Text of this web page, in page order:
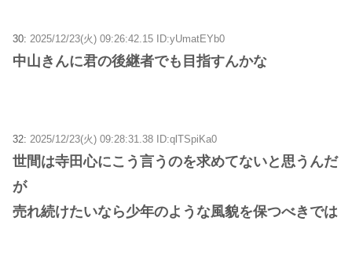
30: 2025/12/23(火) 09:26:42.15 ID:yUmatEYb0
中山きんに君の後継者でも目指すんかな
32: 2025/12/23(火) 09:28:31.38 ID:qlTSpiKa0
世間は寺田心にこう言うのを求めてないと思うんだ
が
売れ続けたいなら少年のような風貌を保つべきでは